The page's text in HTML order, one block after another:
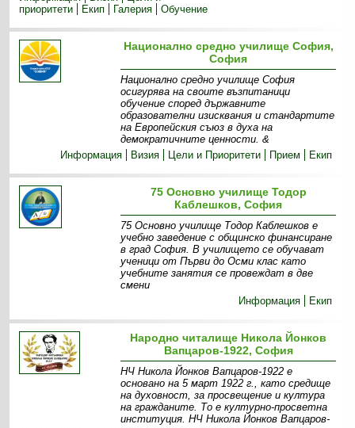
приоритети
Екип Галерия Обучение
Национално средно училище София,
София
Национално средно училище София
осигурява на своите възпитаници
обучение според държавните
образователни изисквания и стандартите
на Европейския съюз в духа на
демократичните ценности. &
Информация
Визия Цели и Приоритети Прием Екип
75 Основно училище Тодор
Каблешков, София
75 Основно училище Тодор Каблешков е
учебно заведение с общинско финансиране
в град София. В училището се обучават
ученици от Първи до Осми клас като
учебните занятия се провеждат в две
смени
Информация
Екип
Народно читалище Никола Йонков
Вапцаров-1922, София
НЧ Никола Йонков Вапцаров-1922 е
основано на 5 март 1922 г., като средище
на духовност, за просвещение и култура
на гражданите. То е културно-просветна
институция. НЧ Никола Йонков Вапцаров-